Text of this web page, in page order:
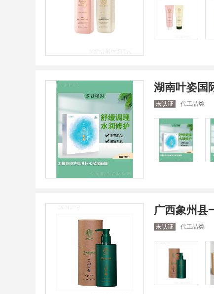
湖南叶姿国
未认证 代工品类:
广西象州县
未认证 代工品类: